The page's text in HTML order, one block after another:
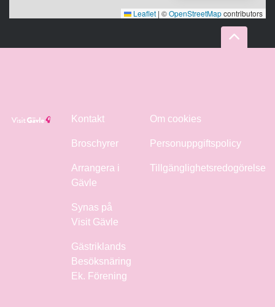
Leaflet | ©OpenStreetMapcontributors
Kontakt
Broschyrer
Arrangera i
Gävle
Synas på
Visit Gävle
Gästriklands
Besöksnäring
Ek. Förening
Om cookies
Personuppgiftspolicy
Tillgänglighetsredogörelse